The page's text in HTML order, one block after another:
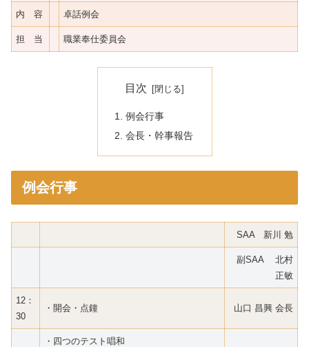
内 容 卓話例会
担 当 職業奉仕委員会
目次
例会行事
会長・幹事報告
例会行事
SAA 新川 勉
副SAA 北村
正敏
12：
30
・開会・点鐘 山口 昌興 会長
・四つのテスト唱和